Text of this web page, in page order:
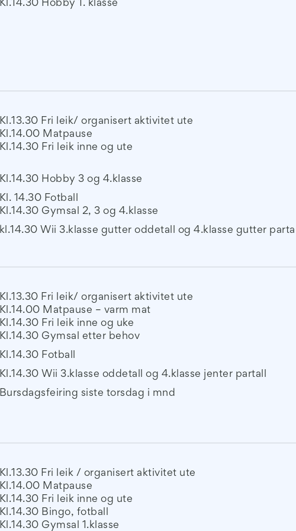
Kl.14.30 Hobby 1. klasse
Kl.13.30 Fri leik/ organisert aktivitet ute
Kl.14.00 Matpause
Kl.14.30 Fri leik inne og ute
Kl.14.30 Hobby 3 og 4.klasse
Kl. 14.30 Fotball
Kl.14.30 Gymsal 2, 3 og 4.klasse
kl.14.30 Wii 3.klasse gutter oddetall og 4.klasse gutter
Kl.13.30 Fri leik/ organisert aktivitet ute
Kl.14.00 Matpause – varm mat
Kl.14.30 Fri leik inne og uke
Kl.14.30 Gymsal etter behov
Kl.14.30 Fotball
Kl.14.30 Wii 3.klasse oddetall og 4.klasse jenter partall
Bursdagsfeiring siste torsdag i mnd
Kl.13.30 Fri leik / organisert aktivitet ute
Kl.14.00 Matpause
Kl.14.30 Fri leik inne og ute
Kl.14.30 Bingo, fotball
Kl.14.30 Gymsal 1.klasse